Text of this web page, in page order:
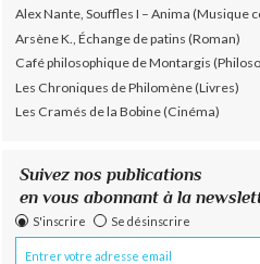
Alex Nante, Souffles I – Anima (Musique
Arsène K., Échange de patins (Roman)
Café philosophique de Montargis
Les Chroniques de Philomène (Livres)
Les Cramés de la Bobine (Cinéma)
Suivez nos publications
en vous abonnant à la
S'inscrire Se désinscrire